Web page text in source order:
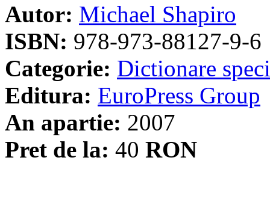
Autor: Michael Shapiro
ISBN: 978-973-88127-9-6
Categorie: Dictionare
Editura: EuroPress Group
An apartie: 2007
Pret de la: 40 RON